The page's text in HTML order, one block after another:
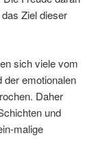
Ziel dieser
sich viele vom
der emotionalen
Daher
und
malige